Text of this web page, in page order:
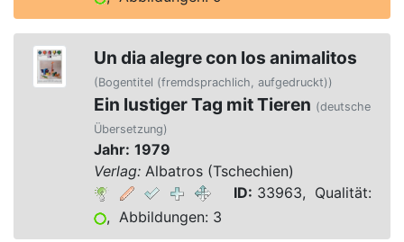
Un dia alegre con los animalitos
(Bogentitel (fremdsprachlich, aufgedruckt))
Ein lustiger Tag mit Tieren (deutsche
Übersetzung)
Jahr: 1979
Verlag:Albatros (Tschechien)
ID: 33963, Qualität:
, Abbildungen: 3